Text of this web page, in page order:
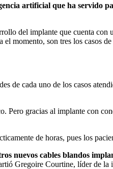
artificial que ha servido
del implante que cuenta
momento, son tres los casos
de cada uno de los casos
gracias al implante con
de horas, pues los
nuevos cables blandos
Gregoire Courtine, líder de la